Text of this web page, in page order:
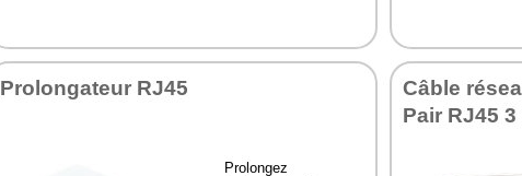
Prolongateur RJ45
Prolongez
Câble
Pair RJ45